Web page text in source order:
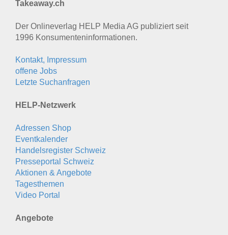
Takeaway.ch
Der Onlineverlag HELP Media AG publiziert seit
1996 Konsumenten­informationen.
Kontakt, Impressum
offene Jobs
Letzte Suchanfragen
HELP-Netzwerk
Adressen Shop
Eventkalender
Handelsregister Schweiz
Presseportal Schweiz
Aktionen & Angebote
Tagesthemen
Video Portal
Angebote